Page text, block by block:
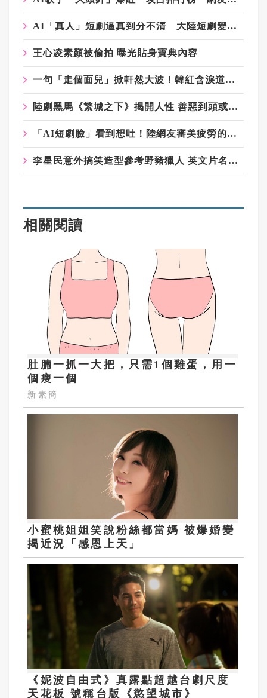
AI「真人」短劇逼真到分不清 大陸短劇變天 產業加速洗牌
王心凌素顏被偷拍 曝光貼身寶典內容
一句「走個面兒」掀軒然大波！韓紅含淚道歉稱退出公益 基金會回應：仍在第一線義診
陸劇黑馬《繁城之下》揭開人性 善惡到頭或許都不是眼見為憑
「AI短劇臉」看到想吐！陸網友審美疲勞的背後 到底在想什麼？
李星民意外搞笑造型參考野豬獵人 英文片名造成接演猶豫
相關閱讀
肚腩一抓一大把，只需1個雞蛋，用一
個瘦一個
新素簡
小蜜桃姐姐笑說粉絲都當媽 被爆婚變
揭近況「感恩上天」
《妮波自由式》真露點超越台劇尺度
天花板 號稱台版《慾望城市》